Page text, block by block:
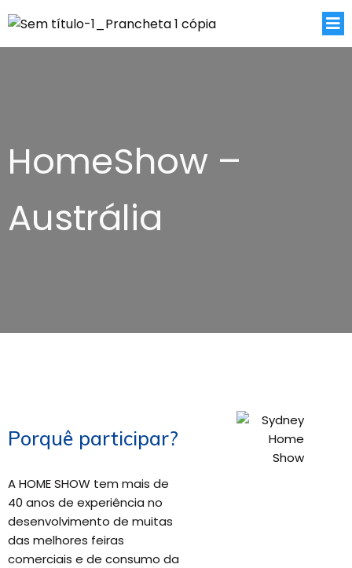
HomeShow –
Austrália
Porquê participar?
A HOME SHOW tem mais de
40 anos de experiência no
desenvolvimento de muitas
das melhores feiras
comerciais e de consumo da